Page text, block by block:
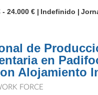
- 24.000 €
Indefinido
de
en
Alojamiento
FORCE